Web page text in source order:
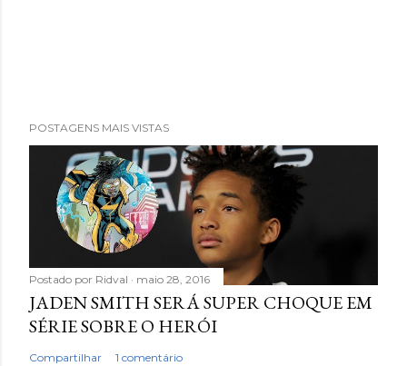
POSTAGENS MAIS VISTAS
Postado por Ridval maio 28, 2016
JADEN SMITH SERÁ SUPER CHOQUE EM
SÉRIE SOBRE O HERÓI
Compartilhar 1 comentário